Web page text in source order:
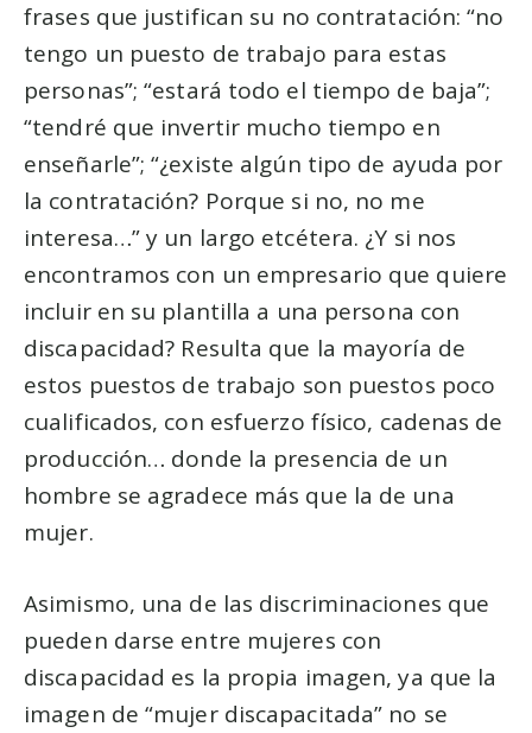
frases que justifican su no contratación: “no
tengo un puesto de trabajo para estas
personas”; “estará todo el tiempo de baja”;
“tendré que invertir mucho tiempo en
enseñarle”; “¿existe algún tipo de ayuda por
la contratación? Porque si no, no me
interesa…” y un largo etcétera. ¿Y si nos
encontramos con un empresario que quiere
incluir en su plantilla a una persona con
discapacidad? Resulta que la mayoría de
estos puestos de trabajo son puestos poco
cualificados, con esfuerzo físico, cadenas de
producción… donde la presencia de un
hombre se agradece más que la de una
mujer.
Asimismo, una de las discriminaciones que
pueden darse entre mujeres con
discapacidad es la propia imagen, ya que la
imagen de “mujer discapacitada” no se